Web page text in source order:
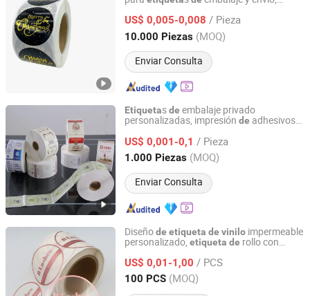
OEM,vinilo, impermeable
US$ 0,005-0,008 / Pieza
10.000 Piezas (MOQ)
Enviar Consulta
Weifang MayShine Imp & Exp Co., Ltd.
Shandong, China Desde 2021
Etiquetasde embalaje privado
personalizadas, impresión de adhesivos
corte troquelado, pegatinas
impermeables con logotipo
US$ 0,001-0,1 / Pieza
1.000 Piezas (MOQ)
Enviar Consulta
Lianyungang Zhehan Printing Co., Ltd.
Jiangsu, China Desde 2024
Diseñode etiqueta de vinilo impermeable
personalizado, etiqueta de rollo con
personalizada
US$ 0,01-1,00 / PCS
100 PCS (MOQ)
Xiamen Fushunjie Industry and Trade Co., Ltd.
Fujian, China Desde 2025